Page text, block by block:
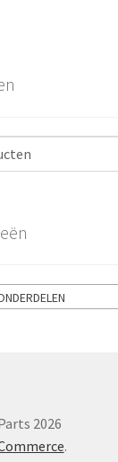
2026
.